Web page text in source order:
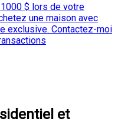
$ lors de votre
une maison avec
exclusive. Contactez-moi
et